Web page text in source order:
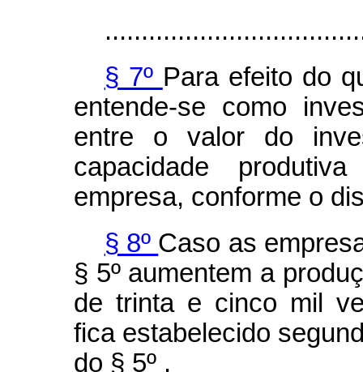
§ 7º Para efeito do
entende-se como
entre o valor do
capacidade
empresa, conforme o
§ 8º Caso as
§ 5º aumentem a
de trinta e cinco mil
fica estabelecido
do § 5º .